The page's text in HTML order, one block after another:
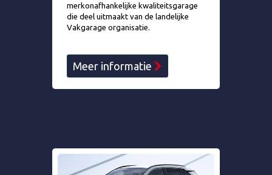
merkonafhankelijke kwaliteitsgarage
die deel uitmaakt van de landelijke
Vakgarage organisatie.
Meer informatie